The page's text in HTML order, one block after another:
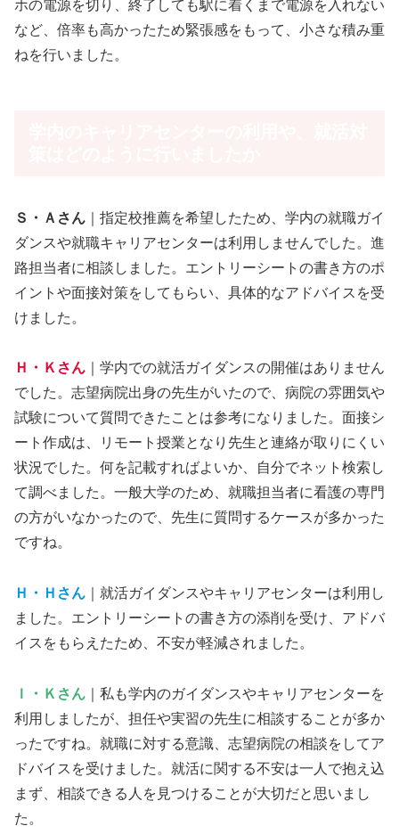
ホの電源を切り、終了しても駅に着くまで電源を入れない
など、倍率も高かったため緊張感をもって、小さな積み重
ねを行いました。
Ｓ・Ａさん ｜指定校推薦を希望したため、学内の就職ガイ
ダンスや就職キャリアセンターは利用しませんでした。進
路担当者に相談しました。エントリーシートの書き方のポ
イントや面接対策をしてもらい、具体的なアドバイスを受
けました。
Ｈ・Ｋさん ｜学内での就活ガイダンスの開催はありません
でした。志望病院出身の先生がいたので、病院の雰囲気や
試験について質問できたことは参考になりました。面接シ
ート作成は、リモート授業となり先生と連絡が取りにくい
状況でした。何を記載すればよいか、自分でネット検索し
て調べました。一般大学のため、就職担当者に看護の専門
の方がいなかったので、先生に質問するケースが多かった
ですね。
Ｈ・Ｈさん ｜就活ガイダンスやキャリアセンターは利用し
ました。エントリーシートの書き方の添削を受け、アドバ
イスをもらえたため、不安が軽減されました。
Ｉ・Ｋさん ｜私も学内のガイダンスやキャリアセンターを
利用しましたが、担任や実習の先生に相談することが多か
ったですね。就職に対する意識、志望病院の相談をしてア
ドバイスを受けました。就活に関する不安は一人で抱え込
まず、相談できる人を見つけることが大切だと思いまし
た。